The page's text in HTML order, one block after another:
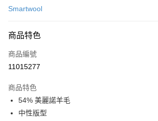
Apple Pay
悠遊付
7-11取貨(快速到店)
每筆NT$100，滿NT$1,500(含以上)免運費
Smartwool
商品特色
商品編號
11015277
商品特色
54% 美麗諾羊毛
中性版型